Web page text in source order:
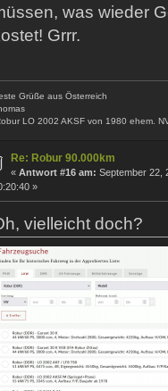
was wieder
Grrr.
Grüße aus Österreich
LO 2002 AKSF von 1980 ehem.
Re: Robur 90.000km
« Antwort #16 am: September 22,
»
vielleicht doch?